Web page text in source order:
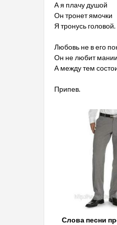
А я плачу душой
Он тронет ямочки
Я тронусь головой.
Любовь не в его
Он не любит мании
А между тем
Припев.
Слова песни